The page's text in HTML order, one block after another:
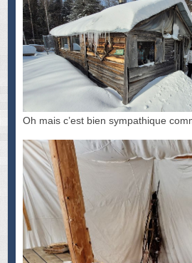
Oh mais c’est bien sympathique